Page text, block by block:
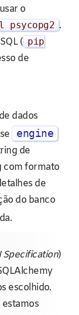
o
.
( pip
de
dados
engine
de
com formato
de
do banco
Specification)
escolhido.
estamos